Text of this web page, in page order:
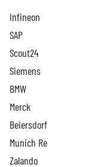
Infineon
SAP
Scout24
Siemens
BMW
Merck
Beiersdorf
Munich Re
Zalando